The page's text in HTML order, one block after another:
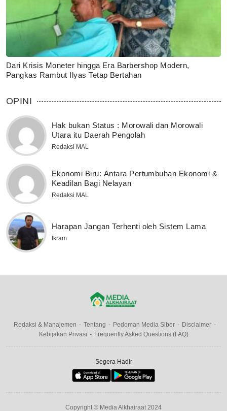
Dari Krisis Moneter hingga Era Barbershop Modern,
Pangkas Rambut Ilyas Tetap Bertahan
OPINI
Hak bukan Status : Morowali dan Morowali
Utara itu Daerah Pengolah
Redaksi MAL
Ekonomi Biru: Antara Pertumbuhan Ekonomi &
Keadilan Bagi Nelayan
Redaksi MAL
Harapan Jangan Terhenti oleh Sistem Lama
Ikram
Redaksi & Manajemen Tentang Pedoman Media Siber
Disclaimer
Kebijakan Privasi
Frequently Asked Questions (FAQ)
Segera Hadir
Copyright © Media Alkhairaat 2024